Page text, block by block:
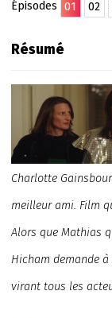
Épisodes
01 02
Résumé
Charlotte
meilleur ami. Film
Alors que Mathias
Hicham demande
virant tous les